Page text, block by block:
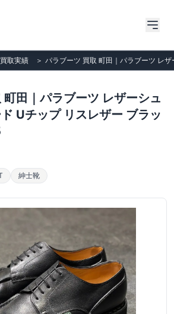
買取実績 ＞ パラブーツ 買取 町田｜パラブーツ レ
田｜パラブーツ レザーシュ
Uチップ リスレザー ブラッ
紳士靴